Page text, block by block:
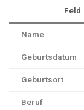
Feld
Name
Geburtsdatum
Geburtsort
Beruf